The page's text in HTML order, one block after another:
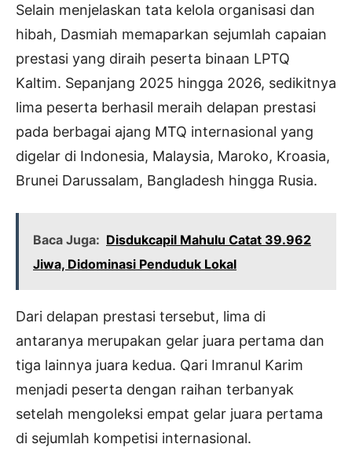
Selain menjelaskan tata kelola organisasi dan
hibah, Dasmiah memaparkan sejumlah capaian
prestasi yang diraih peserta binaan LPTQ
Kaltim. Sepanjang 2025 hingga 2026, sedikitnya
lima peserta berhasil meraih delapan prestasi
pada berbagai ajang MTQ internasional yang
digelar di Indonesia, Malaysia, Maroko, Kroasia,
Brunei Darussalam, Bangladesh hingga Rusia.
Baca Juga: Disdukcapil Mahulu Catat 39.962
Jiwa, Didominasi Penduduk Lokal
Dari delapan prestasi tersebut, lima di
antaranya merupakan gelar juara pertama dan
tiga lainnya juara kedua. Qari Imranul Karim
menjadi peserta dengan raihan terbanyak
setelah mengoleksi empat gelar juara pertama
di sejumlah kompetisi internasional.